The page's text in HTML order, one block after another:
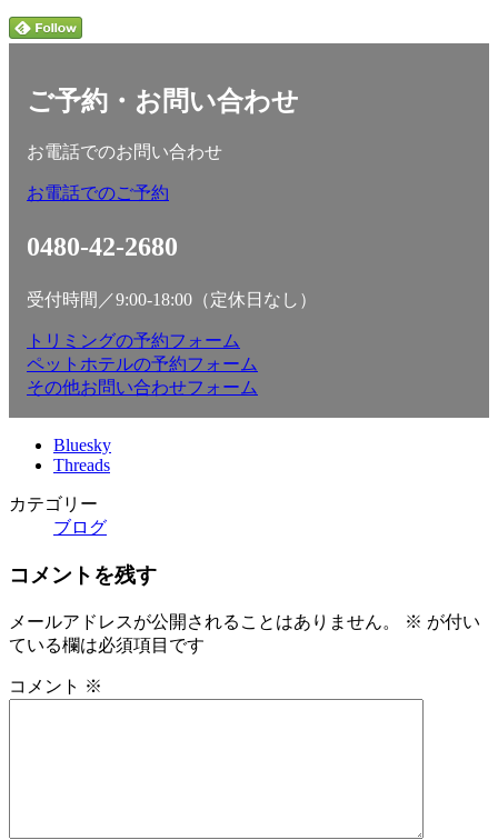
ご予約・お問い合わせ
お電話でのお問い合わせ
お電話でのご予約
0480-42-2680
受付時間／9:00-18:00（定休日なし）
トリミングの予約フォーム
ペットホテルの予約フォーム
その他お問い合わせフォーム
Bluesky
Threads
カテゴリー
ブログ
コメントを残す
メールアドレスが公開されることはありません。 ※ が付い
ている欄は必須項目です
コメント ※